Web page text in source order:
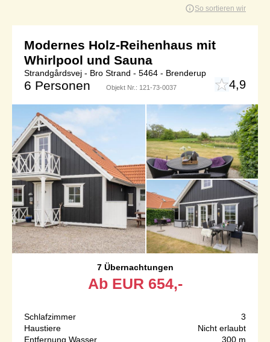
So sortieren wir
Modernes Holz-Reihenhaus mit
Whirlpool und Sauna
Strandgårdsvej - Bro Strand - 5464 - Brenderup
6 Personen Objekt Nr.: 121-73-0037 4,9
7 Übernachtungen
Ab EUR 654,-
Schlafzimmer
3
Haustiere
Nicht erlaubt
Entfernung Wasser
300 m